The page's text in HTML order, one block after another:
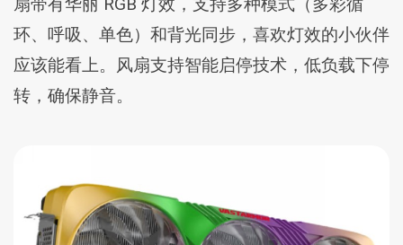
环、呼吸、单色）和背光同步，喜欢灯效的小伙伴
应该能看上。风扇支持智能启停技术，低负载下停
转，确保静音。